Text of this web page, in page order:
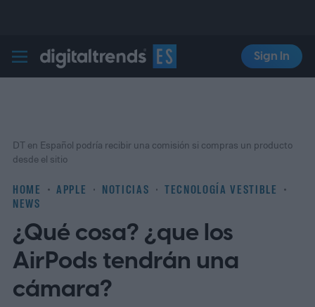
Digital Trends Español
Sign In
HOME APPLE NOTICIAS
TECNOLOGÍA VESTIBLE
NEWS
DT en Español podría recibir una comisión si compras un producto
desde el sitio
¿Qué cosa? ¿que los
AirPods tendrán una
cámara?